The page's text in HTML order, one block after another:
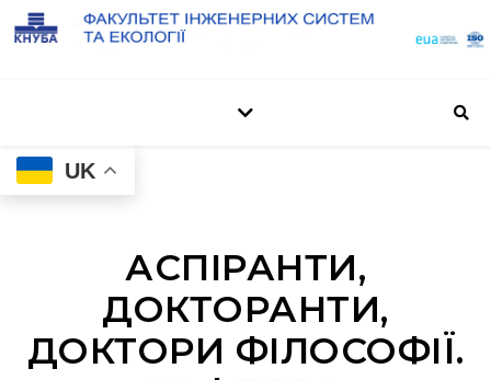
UK
АСПІРАНТИ,
ДОКТОРАНТИ,
ДОКТОРИ ФІЛОСОФІЇ.